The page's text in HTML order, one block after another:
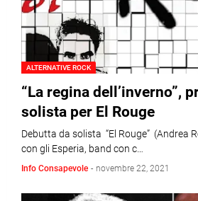
ALTERNATIVE ROCK
“La regina dell’inverno”,
solista per El Rouge
Debutta da solista “El Rouge” (Andrea
con gli Esperia, band con c…
Info Consapevole - novembre 22, 2021